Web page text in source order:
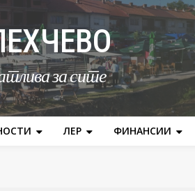
за сите
ЛЕР ФИНАНСИИ